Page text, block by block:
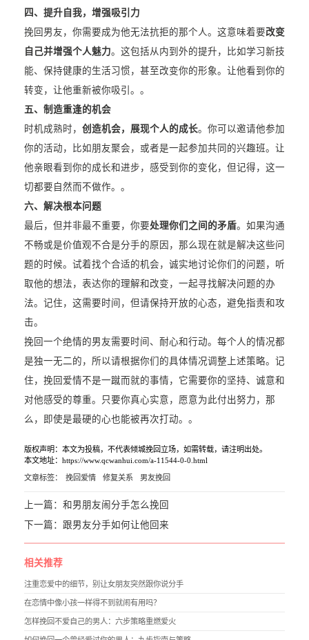
四、提升自我，增强吸引力
挽回男友，你需要成为他无法抗拒的那个人。这意味着要改变
自己并增强个人魅力。这包括从内到外的提升，比如学习新技
能、保持健康的生活习惯，甚至改变你的形象。让他看到你的
转变，让他重新被你吸引。。
五、制造重逢的机会
时机成熟时， 创造机会，展现个人的成长。你可以邀请他参加
你的活动，比如朋友聚会，或者是一起参加共同的兴趣班。让
他亲眼看到你的成长和进步，感受到你的变化，但记得，这一
切都要自然而不做作。。
六、解决根本问题
最后，但并非最不重要，你要处理你们之间的矛盾。如果沟通
不畅或是价值观不合是分手的原因，那么现在就是解决这些问
题的时候。试着找个合适的机会，诚实地讨论你们的问题，听
取他的想法，表达你的理解和改变，一起寻找解决问题的办
法。记住，这需要时间，但请保持开放的心态，避免指责和攻
击。
挽回一个绝情的男友需要时间、耐心和行动。每个人的情况都
是独一无二的，所以请根据你们的具体情况调整上述策略。记
住，挽回爱情不是一蹴而就的事情，它需要你的坚持、诚意和
对他感受的尊重。只要你真心实意，愿意为此付出努力，那
么，即使是最硬的心也能被再次打动。。
版权声明：本文为投稿，不代表倾城挽回立场，如需转载，请注明出处。
本文地址：https://www.qcwanhui.com/a-11544-0-0.html
文章标签： 挽回爱情 修复关系 男友挽回
上一篇： 和男朋友闹分手怎么挽回
下一篇： 跟男友分手如何让他回来
相关推荐
注重恋爱中的细节，别让女朋友突然跟你说分手
在恋情中像小孩一样得不到就闹有用吗？
怎样挽回不爱自己的男人：六步策略重燃爱火